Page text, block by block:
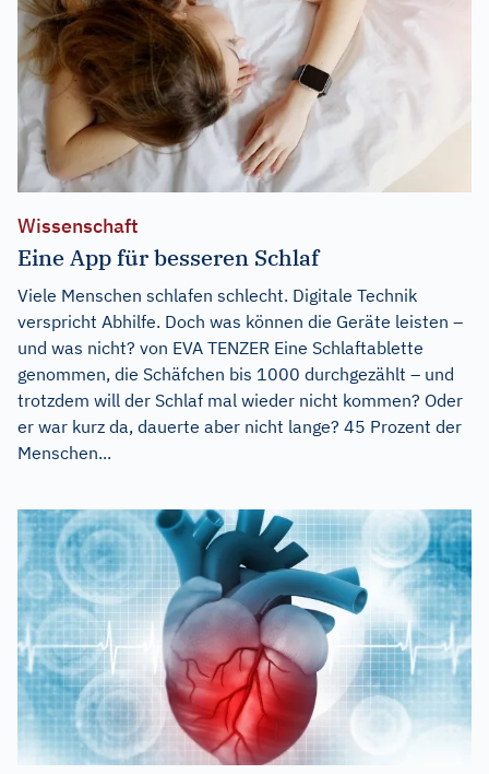
Wissenschaft
Eine App für besseren Schlaf
Viele Menschen schlafen schlecht. Digitale Technik
verspricht Abhilfe. Doch was können die Geräte leisten –
und was nicht? von EVA TENZER Eine Schlaftablette
genommen, die Schäfchen bis 1000 durchgezählt – und
trotzdem will der Schlaf mal wieder nicht kommen? Oder
er war kurz da, dauerte aber nicht lange? 45 Prozent der
Menschen...